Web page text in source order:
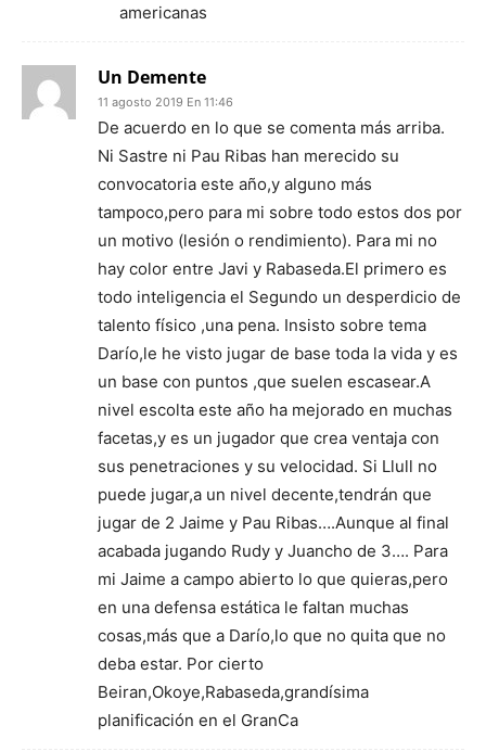
americanas
Un Demente
11 agosto 2019 En 11:46
De acuerdo en lo que se comenta más arriba.
Ni Sastre ni Pau Ribas han merecido su
convocatoria este año,y alguno más
tampoco,pero para mi sobre todo estos dos por
un motivo (lesión o rendimiento). Para mi no
hay color entre Javi y Rabaseda.El primero es
todo inteligencia el Segundo un desperdicio de
talento físico ,una pena. Insisto sobre tema
Darío,le he visto jugar de base toda la vida y es
un base con puntos ,que suelen escasear.A
nivel escolta este año ha mejorado en muchas
facetas,y es un jugador que crea ventaja con
sus penetraciones y su velocidad. Si Llull no
puede jugar,a un nivel decente,tendrán que
jugar de 2 Jaime y Pau Ribas….Aunque al final
acabada jugando Rudy y Juancho de 3…. Para
mi Jaime a campo abierto lo que quieras,pero
en una defensa estática le faltan muchas
cosas,más que a Darío,lo que no quita que no
deba estar. Por cierto
Beiran,Okoye,Rabaseda,grandísima
planificación en el GranCa